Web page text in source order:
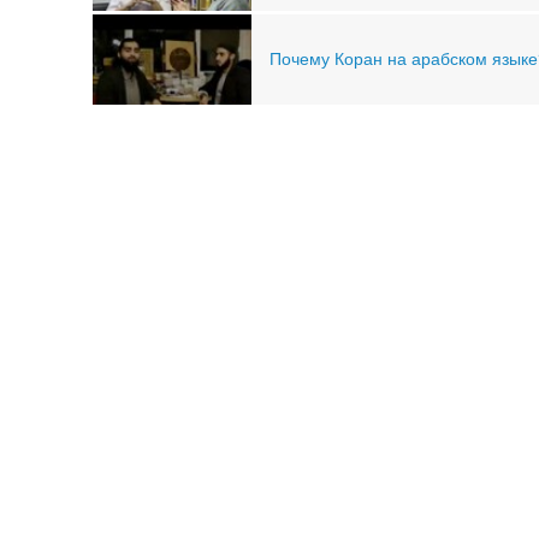
Почему Коран на арабском